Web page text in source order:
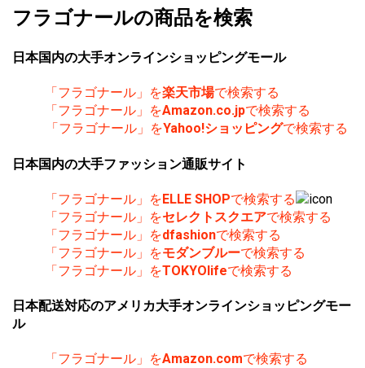
フラゴナールの商品を検索
日本国内の大手オンラインショッピングモール
「フラゴナール」を楽天市場で検索する
「フラゴナール」をAmazon.co.jpで検索する
「フラゴナール」をYahoo!ショッピングで検索する
日本国内の大手ファッション通販サイト
「フラゴナール」をELLE SHOPで検索する
「フラゴナール」をセレクトスクエアで検索する
「フラゴナール」をdfashionで検索する
「フラゴナール」をモダンブルーで検索する
「フラゴナール」をTOKYOlifeで検索する
日本配送対応のアメリカ大手オンラインショッピングモー
ル
「フラゴナール」をAmazon.comで検索する